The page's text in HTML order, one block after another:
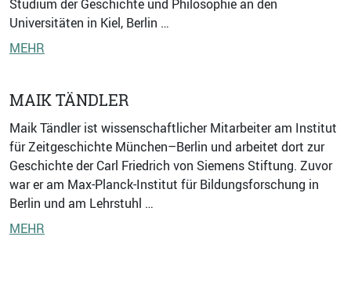
Studium der Geschichte und Philosophie an den
Universitäten in Kiel, Berlin …
MEHR
MAIK TÄNDLER
Maik Tändler ist wissenschaftlicher Mitarbeiter am Institut
für Zeitgeschichte München–Berlin und arbeitet dort zur
Geschichte der Carl Friedrich von Siemens Stiftung. Zuvor
war er am Max-Planck-Institut für Bildungsforschung in
Berlin und am Lehrstuhl …
MEHR